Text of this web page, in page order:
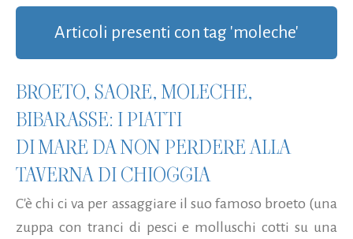
Articoli presenti con tag 'moleche'
BROETO, SAORE, MOLECHE,
BIBARASSE: I PIATTI
DI MARE DA NON PERDERE ALLA
TAVERNA DI CHIOGGIA
C'è chi ci va per assaggiare il suo famoso broeto (una
zuppa con tranci di pesci e molluschi cotti su una